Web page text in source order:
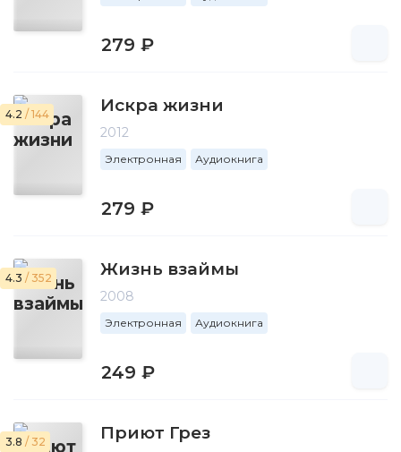
279 ₽
4.2 / 144 Искра жизни
2012
Электронная Аудиокнига
279 ₽
4.3 / 352 Жизнь взаймы
2008
Электронная Аудиокнига
249 ₽
3.8 / 32 Приют Грез